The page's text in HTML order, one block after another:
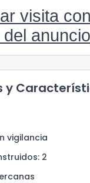
visita
anuncio
y
vigilancia
: 2